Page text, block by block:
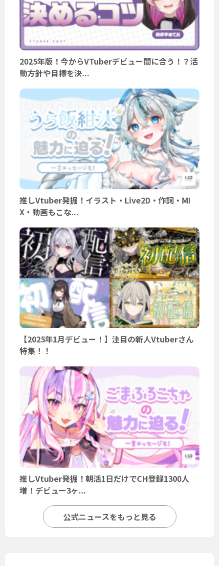
2025年版！今からVTuberデビュー間に合う！？活
動方針や目標を決...
推しVtuber発掘！イラスト・Live2D・作詞・MI
X・動画もこな...
【2025年1月デビュー！】注目の新人Vtuberさん
特集！！
推しVtuber発掘！朝活1日だけでCH登録1300人
増！デビュー3ヶ...
公式ニュースをもっと見る